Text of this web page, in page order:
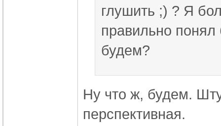
глушить ;) ? Я
правильно понял
будем?
Ну что ж, будем.
перспективная.